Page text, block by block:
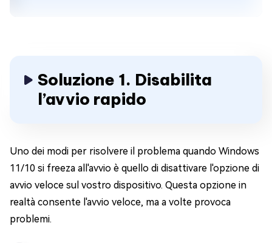
Soluzione 1. Disabilita
l’avvio rapido
Uno dei modi per risolvere il problema quando Windows
11/10 si freeza all'avvio è quello di disattivare l'opzione di
avvio veloce sul vostro dispositivo. Questa opzione in
realtà consente l'avvio veloce, ma a volte provoca
problemi.